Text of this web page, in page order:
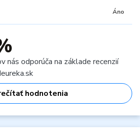
Áno
nás odporúča na základe recenzií
hodnotenia